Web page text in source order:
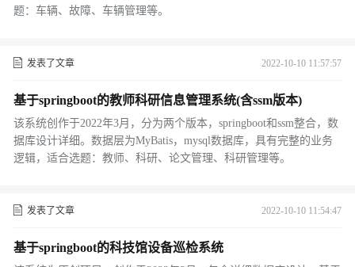
题：车辆、故障、车辆管理等。
发表了文章 2022-10-10 11:57:57
基于springboot的教师科研信息管理系统(含ssm版本)
该系统创作于2022年3月，分为两个版本，springboot和ssm整合，数
据库设计详细。数据层为MyBatis，mysql数据库，具有完整的业务
逻辑，适合选题：教师、科研、论文管理、科研管理等。
发表了文章 2022-10-10 11:54:47
基于springboot的科技馆设备巡检系统